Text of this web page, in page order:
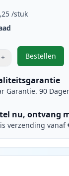
/stuk
om aan te
+ Bestellen
,2
Garantie. 90
nu, ontvang
verzending vanaf